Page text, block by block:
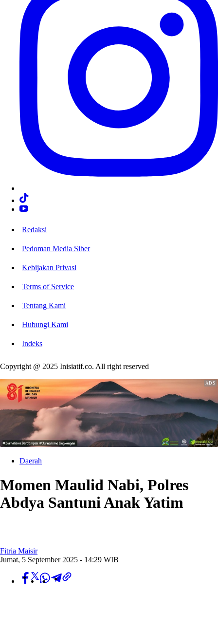
Redaksi
Pedoman Media Siber
Kebijakan Privasi
Terms of Service
Tentang Kami
Hubungi Kami
Indeks
Copyright @ 2025 Inisiatif.co. All right reserved
Daerah
Momen Maulid Nabi, Polres
Abdya Santuni Anak Yatim
Fitria Maisir
Jumat, 5 September 2025 - 14:29 WIB